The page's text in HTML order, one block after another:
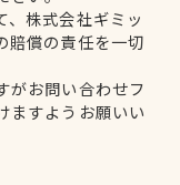
、株式会社ギミッ
賠償の責任を一切
がお問い合わせフ
ますようお願いい